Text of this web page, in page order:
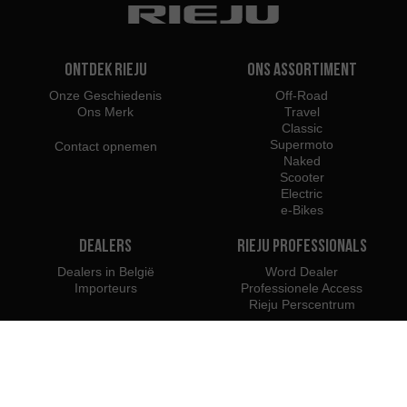
Ontdek Rieju
Onze Geschiedenis
Ons Merk
Contact opnemen
Ons assortiment
Off-Road
Travel
Classic
Supermoto
Naked
Scooter
Electric
e-Bikes
Dealers
Dealers in België
Importeurs
Rieju Professionals
Word Dealer
Professionele Access
Rieju Perscentrum